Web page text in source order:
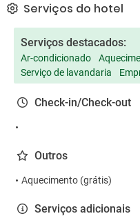
Serviços do hotel
Serviços destacados:
Ar-condicionado
Serviço de lavandaria
Check-in/Check-out
Outros
Aquecimento (grátis)
Serviços adicionais